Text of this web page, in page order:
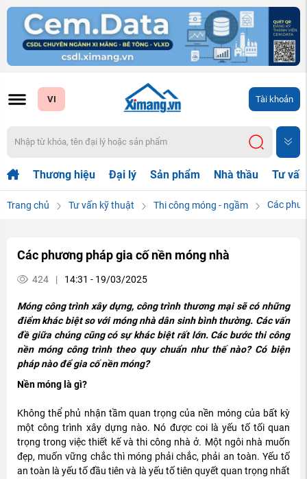
VI Tài khoản
Thương hiệu Đại lý Sản phẩm Nhà thầu Tư
Trang chủ Tư vấn kỹ thuật Thi công móng - ngầm Các
Các phương pháp gia cố nền móng nhà
424 | 14:31 - 19/03/2025
Móng công trình xây dựng, công trình thương mại sẽ có những
điểm khác biệt so với móng nhà dân sinh bình thường. Các vấn
đề giữa chúng cũng có sự khác biệt rất lớn. Các bước thi công
nền móng công trình theo quy chuẩn như thế nào? Có biện
pháp nào để gia cố nền móng?
Nền móng là gì?
Không thể phủ nhận tầm quan trọng của nền móng của bất kỳ
một công trình xây dựng nào. Nó được coi là yếu tố tối quan
trọng trong việc thiết kế và thi công nhà ở. Một ngôi nhà muốn
đẹp, muốn vững chắc thì móng phải chắc, phải an toàn. Yếu tố
an toàn là yếu tố đầu tiên và là yếu tố tiên quyết quan trọng nhất